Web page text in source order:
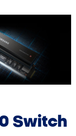
Switch